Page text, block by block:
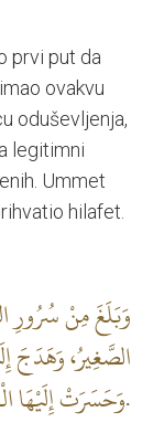
prvi put da
ovakvu
oduševljenja,
legitimni
Ummet
hilafet.
وَبَلَغَ مِنْ سُرُورِ
الصَّغِيرُ، وَهَدَجَ‏
وَحَسَرَتْ‏ إِلَيْهَا الْكِعَاب‏.